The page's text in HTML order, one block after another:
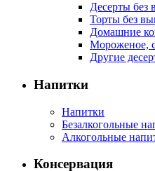
Десерты без
Торты без
Домашние
Мороженое,
Другие
Напитки
Напитки
Безалкогольные
Алкогольные
Консервация